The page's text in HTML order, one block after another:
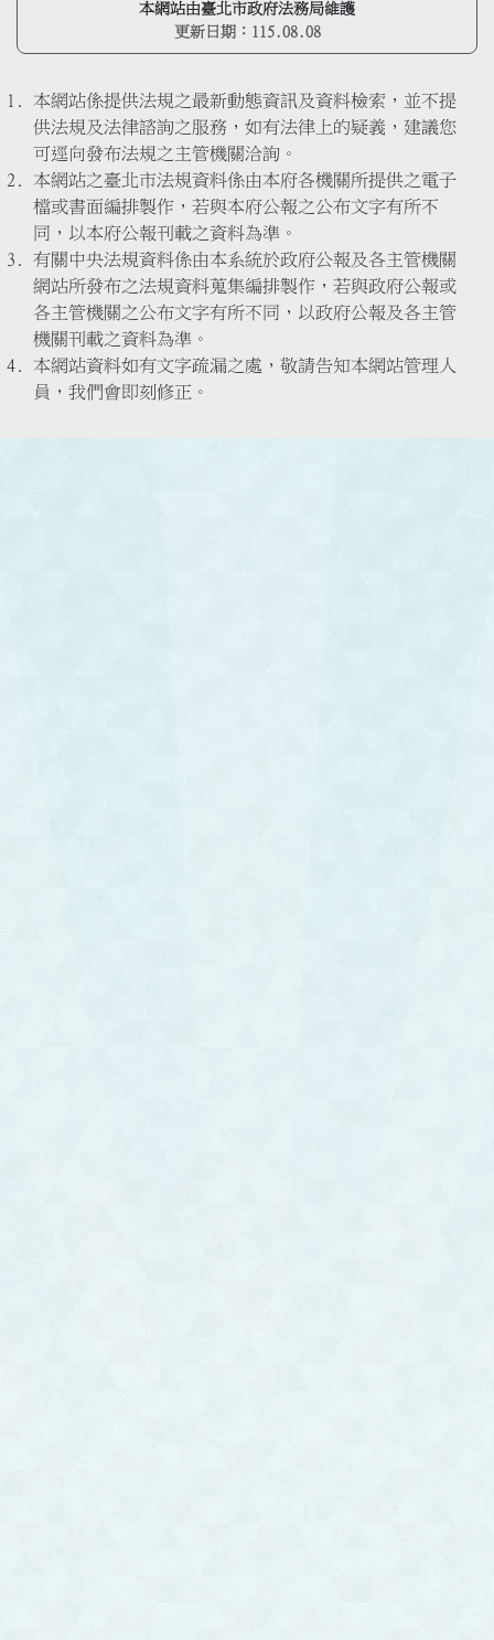
本網站由臺北市政府法務局維護
更新日期： 115.08.08
本網站係提供法規之最新動態資訊及資料檢索，並不提
供法規及法律諮詢之服務，如有法律上的疑義，建議您
可逕向發布法規之主管機關洽詢。
本網站之臺北市法規資料係由本府各機關所提供之電子
檔或書面編排製作，若與本府公報之公布文字有所不
同，以本府公報刊載之資料為準。
有關中央法規資料係由本系統於政府公報及各主管機關
網站所發布之法規資料蒐集編排製作，若與政府公報或
各主管機關之公布文字有所不同，以政府公報及各主管
機關刊載之資料為準。
本網站資料如有文字疏漏之處，敬請告知本網站管理人
員，我們會即刻修正。